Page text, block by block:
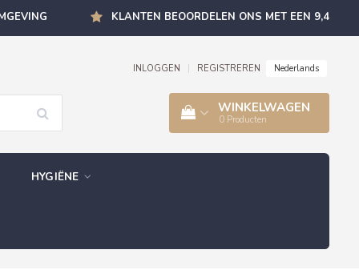
KLANTEN BEOORDELEN ONS MET EEN 9,4
INLOGGEN REGISTREREN Nederlands
WINKELWAGEN
0 Producten
HYGIËNE